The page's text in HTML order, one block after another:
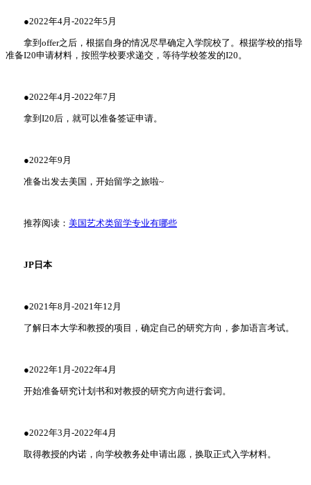
●2022年4月-2022年5月
拿到offer之后，根据自身的情况尽早确定入学院校了。根据学校的指导
准备I20申请材料，按照学校要求递交，等待学校签发的I20。
●2022年4月-2022年7月
拿到I20后，就可以准备签证申请。
●2022年9月
准备出发去美国，开始留学之旅啦~
推荐阅读： 美国艺术类留学专业有哪些
JP日本
●2021年8月-2021年12月
了解日本大学和教授的项目，确定自己的研究方向，参加语言考试。
●2022年1月-2022年4月
开始准备研究计划书和对教授的研究方向进行套词。
●2022年3月-2022年4月
取得教授的内诺，向学校教务处申请出愿，换取正式入学材料。